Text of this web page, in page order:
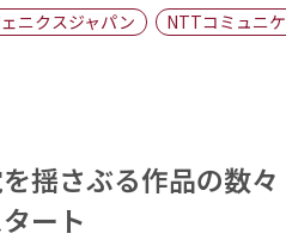
ニクスジャパン
NTTコミュニ
揺さぶる作品の数
ート